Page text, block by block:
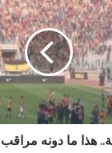
هذا ما دونه مراقب